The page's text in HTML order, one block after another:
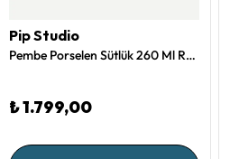
Pip Studio
Pembe Porselen Sütlük 260 Ml Royal Collection by Pip Studio
₺ 1.799,00